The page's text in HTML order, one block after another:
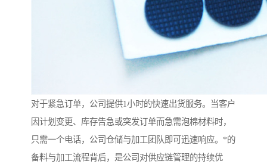
对于紧急订单，公司提供1小时的快速出货服务。当客户
因计划变更、库存告急或突发订单而急需泡棉材料时，
只需一个电话，公司仓储与加工团队即可迅速响应。*的
备料与加工流程背后，是公司对供应链管理的持续优